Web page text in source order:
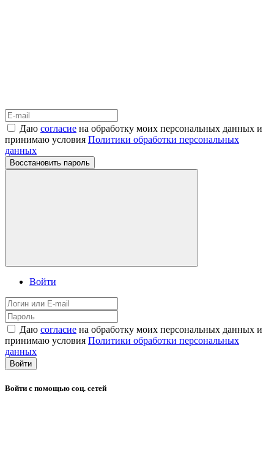
Даю согласие на обработку моих персональных данных и
принимаю условия Политики обработки персональных
данных
Восстановить пароль
Войти
Даю согласие на обработку моих персональных данных и
принимаю условия Политики обработки персональных
данных
Войти
Войти с помощью соц. сетей